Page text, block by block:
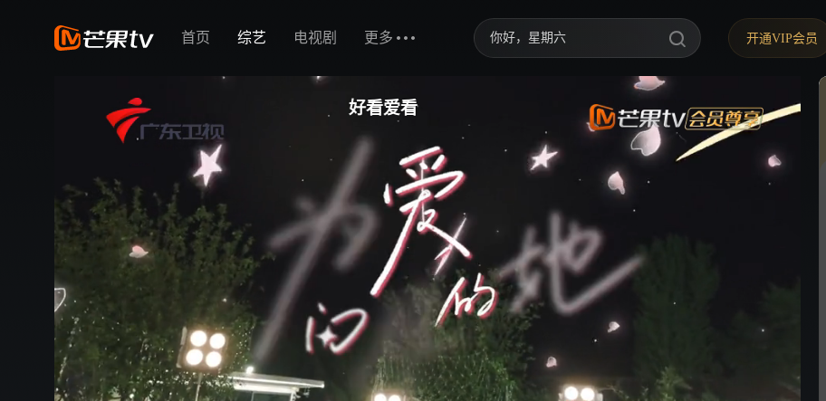
首页 综艺 电视剧 更多
密室大逃脱 第八季
御廷谣
你好，星期六
野狗骨头
我们的宿舍·归心季
爸爸当家 第五季
开通VIP会员